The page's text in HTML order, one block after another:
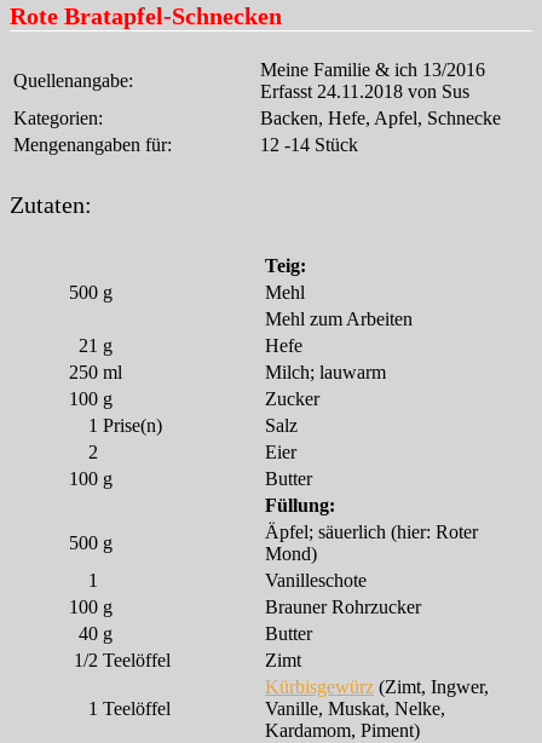
Rote Bratapfel-Schnecken
Quellenangabe:
Meine Familie & ich 13/2016
Erfasst 24.11.2018 von Sus
Kategorien:
Backen, Hefe, Apfel, Schnecke
Mengenangaben für:
12 -14 Stück
Zutaten:
Teig:
500 g
Mehl
Mehl zum Arbeiten
21 g
Hefe
250 ml
Milch; lauwarm
100 g
Zucker
1 Prise(n)
Salz
2
Eier
100 g
Butter
Füllung:
500 g
Äpfel; säuerlich (hier: Roter
Mond)
1
Vanilleschote
100 g
Brauner Rohrzucker
40 g
Butter
1/2 Teelöffel Zimt
1 Teelöffel
Kürbisgewürz (Zimt, Ingwer,
Vanille, Muskat, Nelke,
Kardamom, Piment)